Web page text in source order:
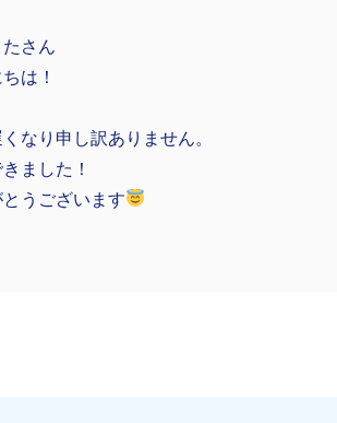
さん
は！
なり申し訳ありません。
ました！
うございます